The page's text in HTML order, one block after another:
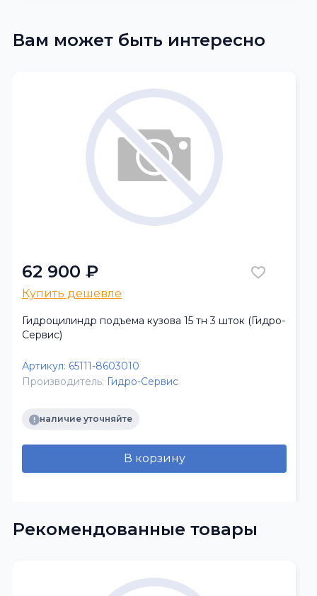
Вам может быть интересно
62 900 ₽
Купить дешевле
Гидроцилиндр подъема кузова 15 тн 3 шток (Гидро-
Сервис)
Артикул: 65111-8603010
Производитель: Гидро-Сервис
наличие уточняйте
В корзину
Рекомендованные товары